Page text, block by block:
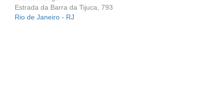
Estrada da Barra da Tijuca, 793
Rio de Janeiro - RJ